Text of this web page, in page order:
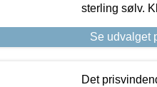
sterling sølv.
Se udvalget
Det